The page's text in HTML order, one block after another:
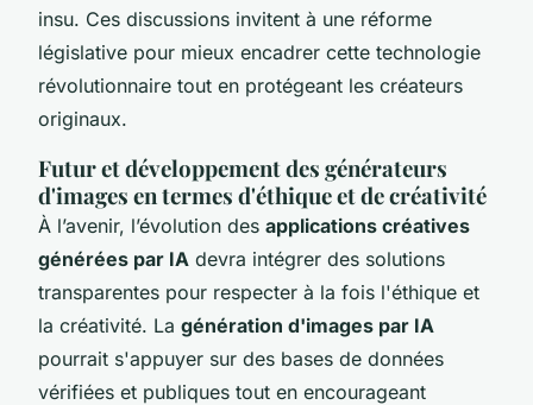
insu. Ces discussions invitent à une réforme
législative pour mieux encadrer cette technologie
révolutionnaire tout en protégeant les créateurs
originaux.
Futur et développement des générateurs
d'images en termes d'éthique et de créativité
À l’avenir, l’évolution des applications créatives
générées par IA devra intégrer des solutions
transparentes pour respecter à la fois l'éthique et
la créativité. La génération d'images par IA
pourrait s'appuyer sur des bases de données
vérifiées et publiques tout en encourageant